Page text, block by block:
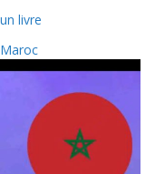
livre